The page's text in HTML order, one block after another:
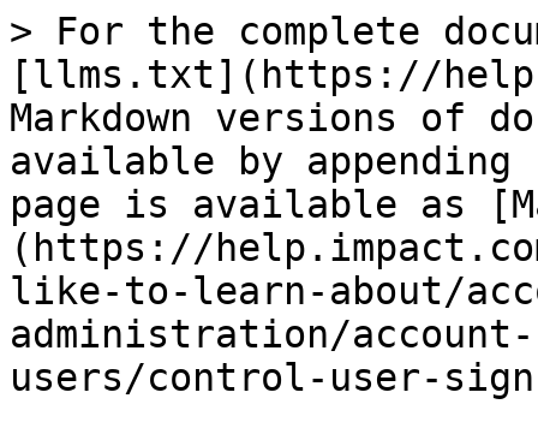
> For the complete
[llms.txt](https://
Markdown versions of
available by
page is available as
(https://
like-to-learn-about/
administration/
users/control-user-